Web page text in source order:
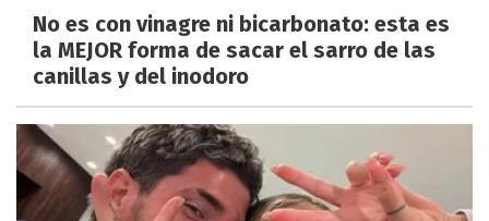
No es con vinagre ni bicarbonato: esta es
la MEJOR forma de sacar el sarro de las
canillas y del inodoro